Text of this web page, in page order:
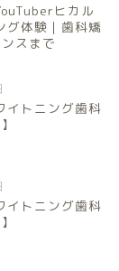
ヒカル
グ体験｜歯科矯
スまで
イトニング歯科
イトニング歯科